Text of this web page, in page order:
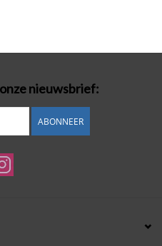
nieuwsbrief:
ABONNEER